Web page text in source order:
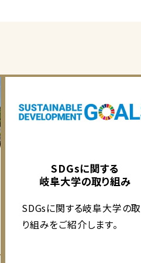
SDGsに関する
岐阜大学の取り組み
SDGsに関する岐阜大学の取
り組みをご紹介します。